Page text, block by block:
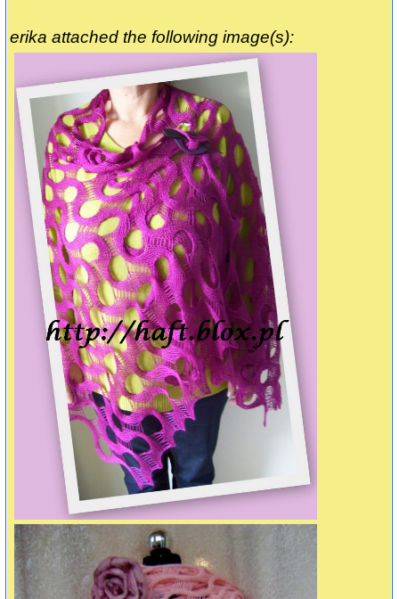
erika attached the following image(s):